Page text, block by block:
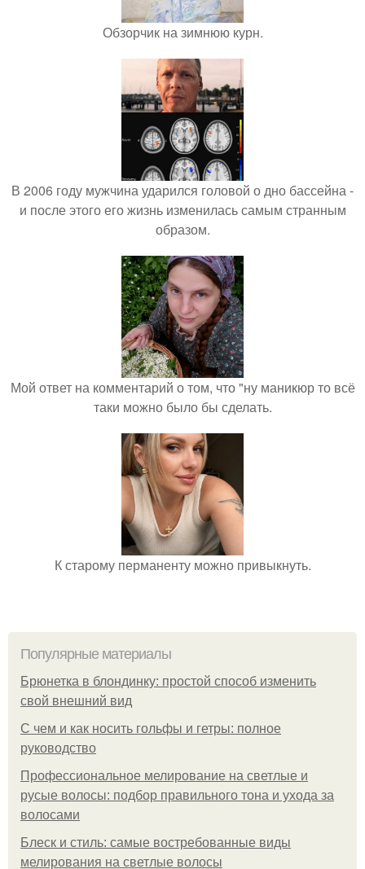
Обзорчик на зимнюю курн.
В 2006 году мужчина ударился головой о дно бассейна -
и после этого его жизнь изменилась самым странным
образом.
Мой ответ на комментарий о том, что "ну маникюр то всё
таки можно было бы сделать.
К старому перманенту можно привыкнуть.
Популярные материалы
Брюнетка в блондинку: простой способ изменить
свой внешний вид
С чем и как носить гольфы и гетры: полное
руководство
Профессиональное мелирование на светлые и
русые волосы: подбор правильного тона и ухода за
волосами
Блеск и стиль: самые востребованные виды
мелирования на светлые волосы